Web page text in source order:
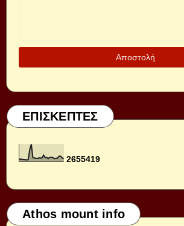
ΕΠΙΣΚΕΠΤΕΣ
2655419
Athos mount info